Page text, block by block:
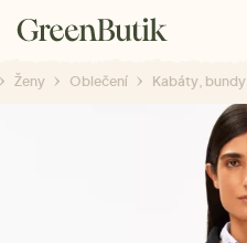
Ženy Oblečení Kabáty, bundy